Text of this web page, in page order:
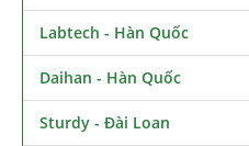
Labtech - Hàn Quốc
Daihan - Hàn Quốc
Sturdy - Đài Loan